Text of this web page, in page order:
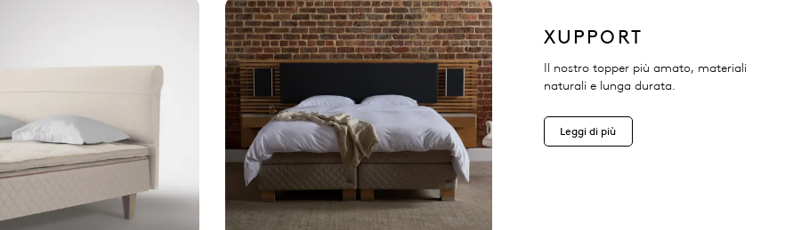
XUPPORT
Il nostro topper più amato, materiali
naturali e lunga durata.
Leggi di più